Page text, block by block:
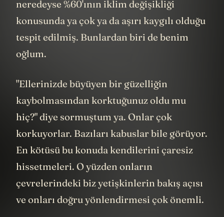
neredeyse %60'ının iklim değişikliği
konusunda ya çok ya da aşırı kaygılı olduğu
tespit edilmiş. Bunlardan biri de benim
oğlum.
"Ellerinizde büyüyen bir güzelliğin
kaybolmasından korktuğunuz oldu mu
hiç?" diye sormuştum ya. Onlar çok
korkuyorlar. Bazıları kabuslar bile görüyor.
En kötüsü bu konuda kendilerini çaresiz
hissetmeleri. O yüzden onların
çevrelerindeki biz yetişkinlerin bakış açısı
ve onları doğru yönlendirmesi çok önemli.